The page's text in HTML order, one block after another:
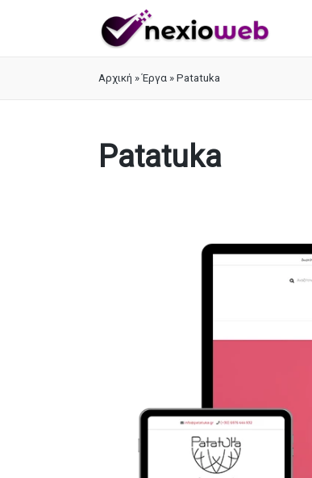
Αρχική »Έργα » Patatuka
Patatuka